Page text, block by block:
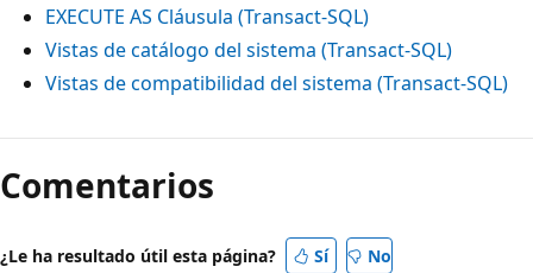
EXECUTE AS Cláusula (Transact-SQL)
Vistas de catálogo del sistema (Transact-SQL)
Vistas de compatibilidad del sistema (Transact-SQL)
Comentarios
¿Le ha resultado útil esta página? Sí No